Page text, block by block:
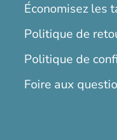
Économisez les
Politique de
Politique de
Foire aux